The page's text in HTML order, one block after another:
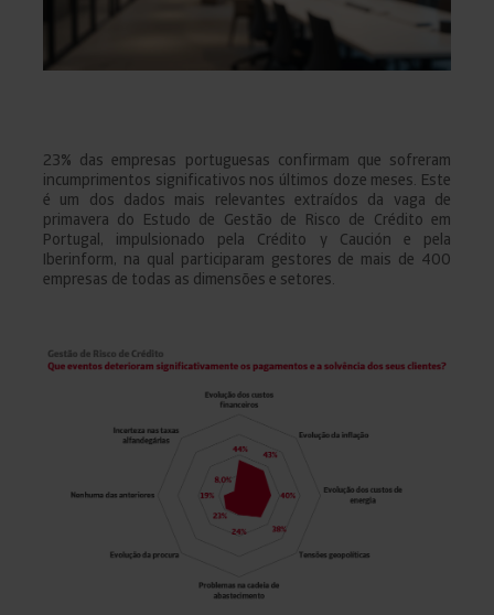
23% das empresas portuguesas confirmam que sofreram
incumprimentos significativos nos últimos doze meses. Este
é um dos dados mais relevantes extraídos da vaga de
primavera do Estudo de Gestão de Risco de Crédito em
Portugal, impulsionado pela Crédito y Caución e pela
Iberinform, na qual participaram gestores de mais de 400
empresas de todas as dimensões e setores.